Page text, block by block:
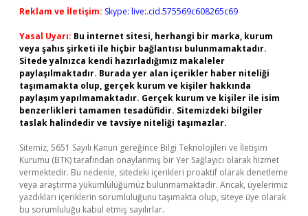
Reklam ve İletişim: Skype: live:.cid.575569c608265c69
Yasal Uyarı: Bu internet sitesi, herhangi bir marka, kurum
veya şahıs şirketi ile hiçbir bağlantısı bulunmamaktadır.
Sitede yalnızca kendi hazırladığımız makaleler
paylaşılmaktadır. Burada yer alan içerikler haber niteliği
taşımamakta olup, gerçek kurum ve kişiler hakkında
paylaşım yapılmamaktadır. Gerçek kurum ve kişiler ile isim
benzerlikleri tamamen tesadüfidir. Sitemizdeki bilgiler
taslak halindedir ve tavsiye niteliği taşımazlar.
Sitemiz, 5651 Sayılı Kanun gereğince Bilgi Teknolojileri ve İletişim
Kurumu (BTK) tarafından onaylanmış bir Yer Sağlayıcı olarak hizmet
vermektedir. Bu nedenle, sitedeki içerikleri proaktif olarak denetleme
veya araştırma yükümlülüğümüz bulunmamaktadır. Ancak, üyelerimiz
yazdıkları içeriklerin sorumluluğunu taşımakta olup, siteye üye olarak
bu sorumluluğu kabul etmiş sayılırlar.